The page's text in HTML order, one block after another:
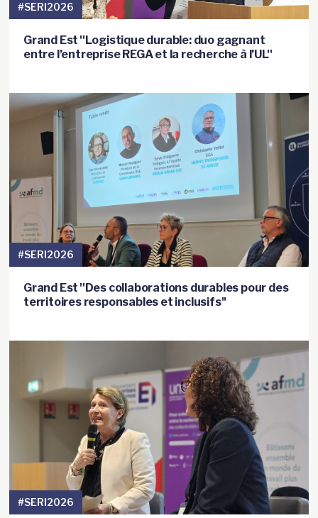
#SERI2026
Grand Est ''Logistique durable: duo gagnant
entre l’entreprise REGA et la recherche à l’UL''
#SERI2026
Grand Est ''Des collaborations durables pour des
territoires responsables et inclusifs''
#SERI2026